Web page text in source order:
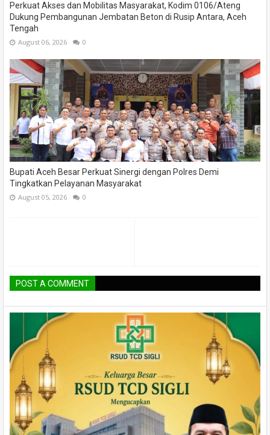
Perkuat Akses dan Mobilitas Masyarakat, Kodim 0106/Ateng
Dukung Pembangunan Jembatan Beton di Rusip Antara, Aceh
Tengah
August 06, 2026 0
Bupati Aceh Besar Perkuat Sinergi dengan Polres Demi
Tingkatkan Pelayanan Masyarakat
August 05, 2026 0
POST A COMMENT